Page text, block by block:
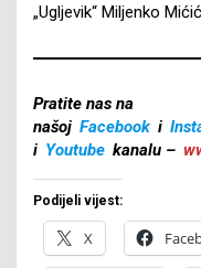
„Ugljevik“ Miljenko
Pratite nas na
našoj Facebook i
i Youtube kanalu –
Podijeli vijest:
X